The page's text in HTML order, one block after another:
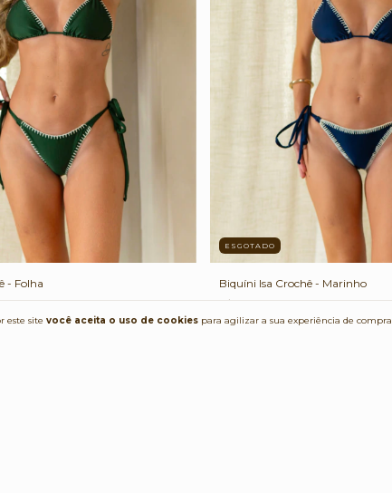
este site você aceita o uso de cookies para agilizar a sua experiência de compra.
- Folha
ESGOTADO
Biquíni Isa Crochê - Marinho
R$239,00
2 x deR$119,50 sem juros